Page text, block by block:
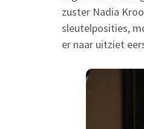
zuster Nadia
sleutelposities,
er naar uitziet